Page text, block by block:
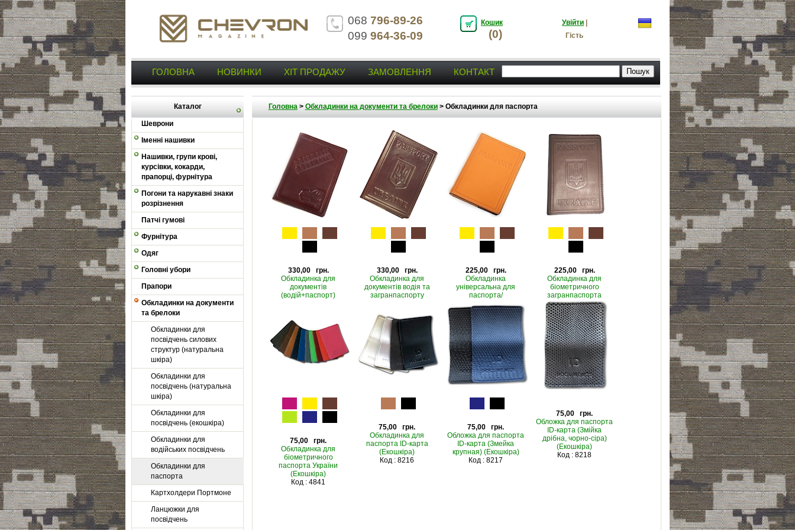
068 796-89-26
099 964-36-09
Кошик
(0)
Увійти
Гість
ГОЛОВНА НОВИНКИ ХІТ ПРОДАЖУ ЗАМОВЛЕННЯ КОНТАКТ
Каталог
Шеврони
Іменні нашивки
Нашивки, групи крові,
курсівки, кокарди,
прапорці, фурнітура
Погони та нарукавні знаки
розрізнення
Патчі гумові
Фурнітура
Одяг
Головні убори
Прапори
Обкладинки на документи
та брелоки
Обкладинки для
посвідчень силових
структур (натуральна
шкіра)
Обкладинки для
посвідчень (натуральна
шкіра)
Обкладинки для
посвідчень (екошкіра)
Обкладинки для
водійських посвідчень
Обкладинки для
паспорта
Картхолдери Портмоне
Ланцюжки для
посвідчень
Головна> Обкладинки на документи та брелоки> Обкладинки для паспорта
330,00 грн.
Обкладинка для
документів
(водій+паспорт)
330,00 грн.
Обкладинка для
документів водія та
загранпаспорту
225,00 грн.
Обкладинка
універсальна для
паспорта/
закордонного
паспорта України
"Рassport" (Артикул
95065/1)
Код : 2594
225,00 грн.
Обкладинка для
біометричного
загранпаспорта
України "PASSPORT
UKRAINE" (Артикул
95065)
Код : 3635
75,00 грн.
Обкладинка для
біометричного
паспорта України
(Екошкіра)
Код : 4841
75,00 грн.
Обкладинка для
паспорта ID-карта
(Екошкіра)
Код : 8216
75,00 грн.
Обложка для паспорта
ID-карта (Змейка
крупная) (Екошкіра)
Код : 8217
75,00 грн.
Обложка для паспорта
ID-карта (Змійка
дрібна, чорно-сіра)
(Екошкіра)
Код : 8218